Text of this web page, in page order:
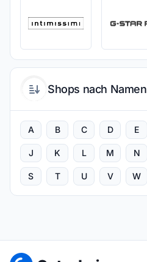
Shops nach Namen
A B C D E
J K L M N
S T U V W